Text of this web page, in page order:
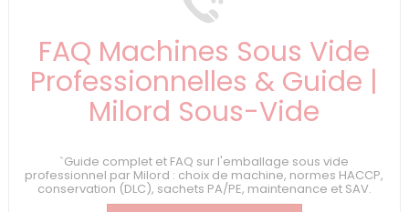
FAQ Machines Sous Vide
Professionnelles & Guide |
Milord Sous-Vide
`Guide complet et FAQ sur l'emballage sous vide
professionnel par Milord : choix de machine, normes HACCP,
conservation (DLC), sachets PA/PE, maintenance et SAV.